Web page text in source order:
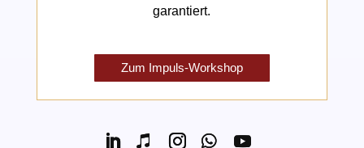
garantiert.
Zum Impuls-Workshop